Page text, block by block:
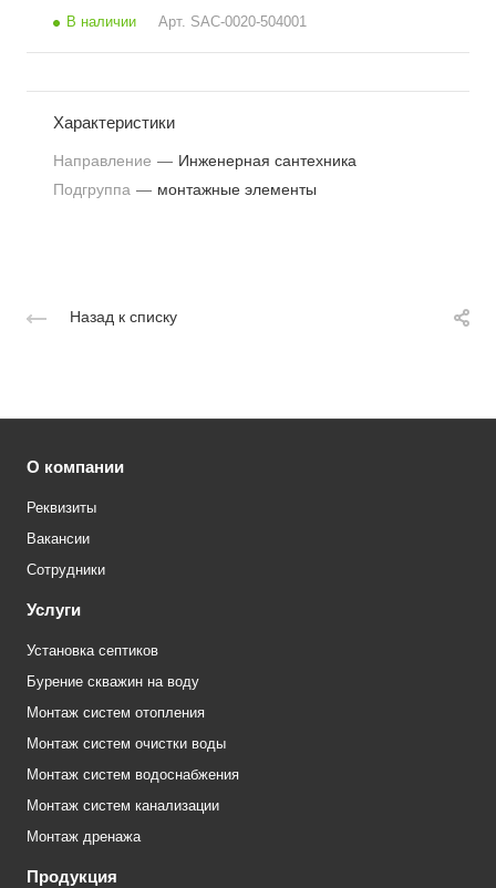
В наличии Арт. SAC-0020-504001
Характеристики
Направление — Инженерная сантехника
Подгруппа — монтажные элементы
Назад к списку
О компании
Реквизиты
Вакансии
Сотрудники
Услуги
Установка септиков
Бурение скважин на воду
Монтаж систем отопления
Монтаж систем очистки воды
Монтаж систем водоснабжения
Монтаж систем канализации
Монтаж дренажа
Продукция